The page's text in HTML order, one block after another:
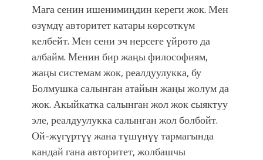
Мага сенин ишенимиңдин кереги жок. Мен
өзүмдү авторитет катары көрсөткүм
келбейт. Мен сени эч нерсеге үйрөтө да
албайм. Менин бир жаңы философиям,
жаңы системам жок, реалдуулукка, бу
Болмушка салынган атайын жаңы жолум да
жок. Акыйкатка салынган жол жок сыяктуу
эле, реалдуулукка салынган жол болбойт.
Ой-жүгүртүү жана түшүнүү тармагында
кандай гана авторитет, жолбашчы